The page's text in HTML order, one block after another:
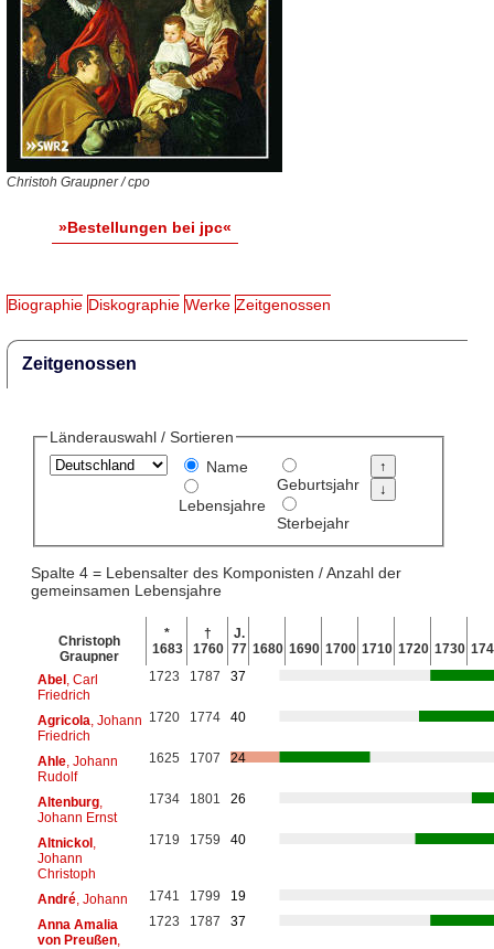
Christoh Graupner / cpo
»Bestellungen bei jpc«
Biographie Diskographie Werke Zeitgenossen
Zeitgenossen
Länderauswahl / Sortieren
Name
Lebensjahre
Geburtsjahr
Sterbejahr
Spalte 4 = Lebensalter des Komponisten / Anzahl der
gemeinsamen Lebensjahre
Christoph
Graupner
*
1683
†
1760
J.
77 1680 1690 1700 1710 1720 1730
Abel, Carl
Friedrich
1723 1787 37
Agricola , Johann
Friedrich
1720 1774 40
Ahle, Johann
Rudolf
1625 1707 24
Altenburg,
Johann Ernst
1734 1801 26
Altnickol,
Johann
Christoph
1719 1759 40
André, Johann 1741 1799
19
Anna Amalia
von Preußen,
1723 1787 37